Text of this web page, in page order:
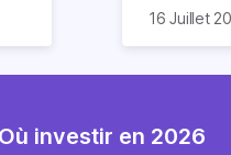
expert en
règle
l'argent
principale
16 Juillet
Où investir en 2026